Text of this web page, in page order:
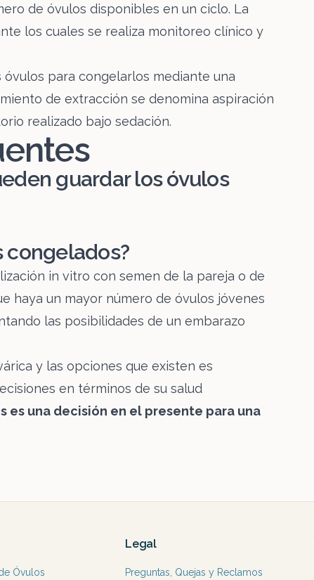
de óvulos disponibles en un ciclo. La
los cuales se realiza monitoreo clínico y
para congelarlos mediante una
de extracción se denomina aspiración
realizado bajo sedación.
guardar los óvulos
congelados?
in vitro con semen de la pareja o de
haya un mayor número de óvulos jóvenes
las posibilidades de un embarazo
y las opciones que existen es
en términos de su salud
es una decisión en el presente para una
Óvulos
Legal
Preguntas, Quejas y Reclamos